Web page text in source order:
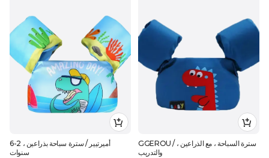
أميرتيير / سترة سباحة بذراعين ، 2-6
سنوات
GGEROU / سترة السباحة ، مع الذراعين ،
والتدريب